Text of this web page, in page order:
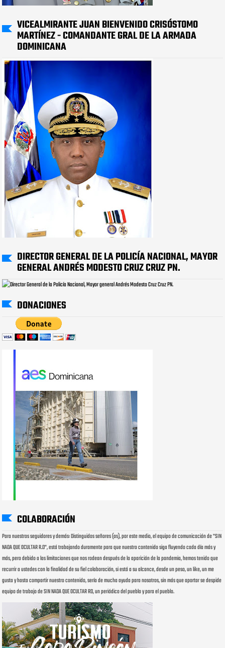
VICEALMIRANTE JUAN BIENVENIDO CRISÓSTOMO
MARTÍNEZ - COMANDANTE GRAL DE LA ARMADA
DOMINICANA
DIRECTOR GENERAL DE LA POLICÍA NACIONAL, MAYOR
GENERAL ANDRÉS MODESTO CRUZ CRUZ PN.
DONACIONES
COLABORACIÓN
Para nuestros seguidores y demás: Distinguidos señores (as), por este medio, el equipo de comunicación de "SIN
NADA QUE OCULTAR R.D", está trabajando duramente para que nuestro contenido siga fluyendo cada día más y
más, pero debido a las limitaciones que nos rodean después de la aparición de la pandemia, hemos tenido que
recurrir a ustedes con la finalidad de su fiel colaboración, si está a su alcance, desde un peso, un like, un me
gusta y hasta compartir nuestro contenido, sería de mucha ayuda para nosotros, sin más que aportar se despide
equipo de trabajo de SIN NADA QUE OCULTAR RD, un periódico del pueblo y para el pueblo.